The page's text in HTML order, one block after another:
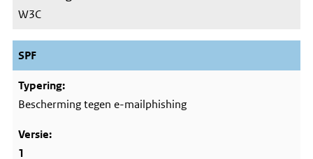
W3C
SPF
Bescherming tegen e-mailphishing
1